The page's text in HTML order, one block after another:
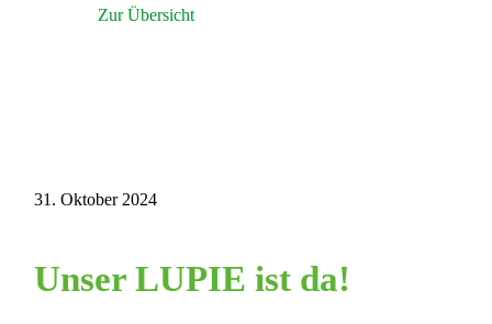
Zur Übersicht
31. Oktober 2024
Unser LUPIE ist da!